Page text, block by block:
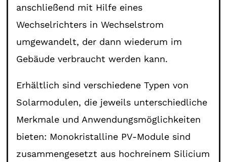
anschließend mit Hilfe eines
Wechselrichters in Wechselstrom
umgewandelt, der dann wiederum im
Gebäude verbraucht werden kann.
Erhältlich sind verschiedene Typen von
Solarmodulen, die jeweils unterschiedliche
Merkmale und Anwendungsmöglichkeiten
bieten: Monokristalline PV-Module sind
zusammengesetzt aus hochreinem Silicium